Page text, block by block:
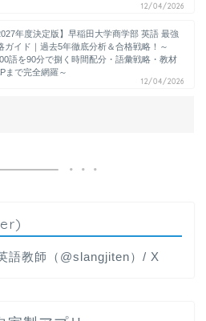
12/04/2026
年度決定版】早稲田大学商学部 英語 最強
ガイド｜過去5年徹底分析＆合格戦略！～
語を90分で捌く時間配分・語彙戦略・教材
まで完全網羅～
12/04/2026
語教師（@slangjiten）/ X